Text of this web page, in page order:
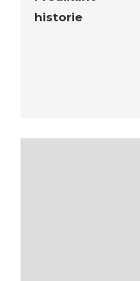
historie